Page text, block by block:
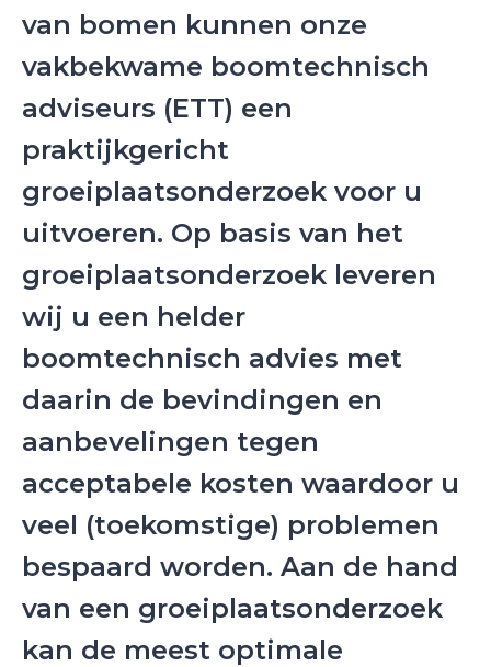
van bomen kunnen onze
vakbekwame boomtechnisch
adviseurs (ETT) een
praktijkgericht
groeiplaatsonderzoek voor u
uitvoeren. Op basis van het
groeiplaatsonderzoek leveren
wij u een helder
boomtechnisch advies met
daarin de bevindingen en
aanbevelingen tegen
acceptabele kosten waardoor u
veel (toekomstige) problemen
bespaard worden. Aan de hand
van een groeiplaatsonderzoek
kan de meest optimale